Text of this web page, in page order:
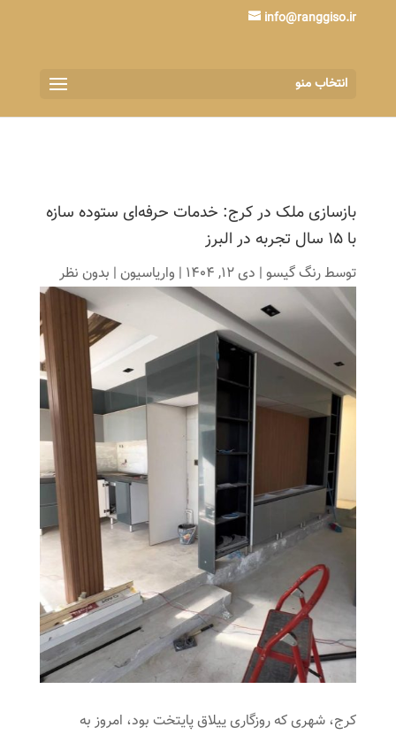
info@ranggiso.ir
انتخاب منو
بازسازی ملک در کرج: خدمات حرفه‌ای ستوده سازه
با ۱۵ سال تجربه در البرز
توسطرنگ گیسو| دی 12, 1404 | واریاسیون| بدون نظر
کرج، شهری که روزگاری ییلاق پایتخت بود، امروز به